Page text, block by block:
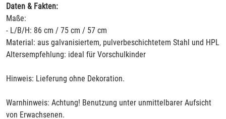
Daten & Fakten:
Maße:
- L/B/H: 86 cm / 75 cm / 57 cm
Material: aus galvanisiertem, pulverbeschichtetem Stahl und HPL
Altersempfehlung: ideal für Vorschulkinder
Hinweis: Lieferung ohne Dekoration.
Warnhinweis: Achtung! Benutzung unter unmittelbarer Aufsicht
von Erwachsenen.